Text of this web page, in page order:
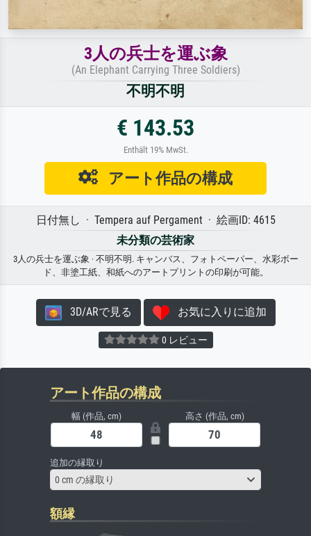
3人の兵士を運ぶ象
(An Elephant Carrying Three Soldiers)
不明不明
€ 143.53
Enthält 19% MwSt.
アート作品の構成
日付無し · Tempera auf Pergament · 絵画ID: 4615
未分類の芸術家
3人の兵士を運ぶ象 · 不明不明. キャンバス、フォトペーパー、水彩ボー
ド、非塗工紙、和紙へのアートプリントの印刷が可能。
3D/ARで見る お気に入りに追加
0 レビュー
アート作品の構成
幅 (作品, cm) 高さ (作品, cm)
追加の縁取り
0 cm の縁取り
額縁